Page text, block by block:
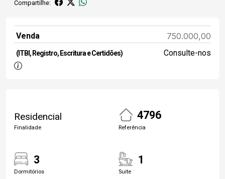
Compartilhe:
Venda 750.000,00
(ITBI, Registro, Escritura e Certidões) Consulte-nos
Residencial
Finalidade
4796
Referência
3
Dormitórios
1
Suite